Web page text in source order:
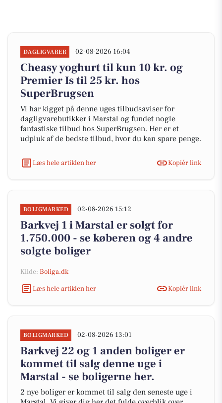
DAGLIGVARER 02-08-2026 16:04
Cheasy yoghurt til kun 10 kr. og
Premier Is til 25 kr. hos
SuperBrugsen
Vi har kigget på denne uges tilbudsaviser for
dagligvarebutikker i Marstal og fundet nogle
fantastiske tilbud hos SuperBrugsen. Her er et
udpluk af de bedste tilbud, hvor du kan spare penge.
Læs hele artiklen her Kopiér link
BOLIGMARKED 02-08-2026 15:12
Barkvej 1 i Marstal er solgt for
1.750.000 - se køberen og 4 andre
solgte boliger
Kilde: Boliga.dk
Læs hele artiklen her
Kopiér link
BOLIGMARKED 02-08-2026 13:01
Barkvej 22 og 1 anden boliger er
kommet til salg denne uge i
Marstal - se boligerne her.
2 nye boliger er kommet til salg den seneste uge i